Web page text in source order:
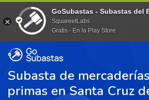
Subasta de
primas en Santa Cruz
GoSubastas - Subastas del
SquareetLabs
Gratis - En la Play Store